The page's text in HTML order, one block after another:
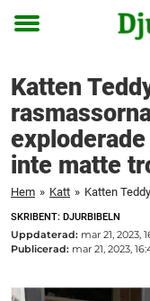
Toggle
Katten
inte matte
Hem » Katt »
SKRIBENT: DJURBIBELN
Uppdaterad: mar 21, 2023,
Publicerad: mar 21, 2023,